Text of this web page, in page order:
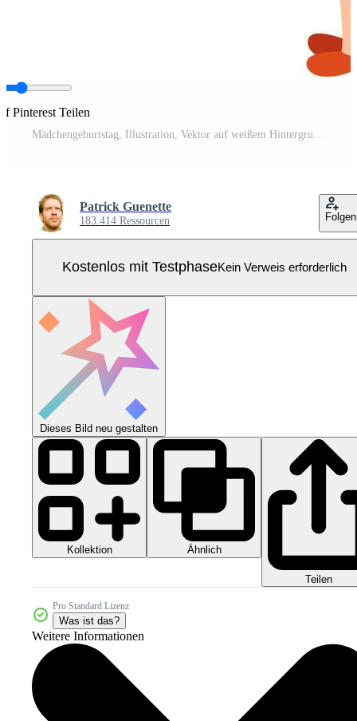
Pinterest Teilen
Patrick Guenette
183.414 Ressourcen Folgen
Kostenlos mit TestphaseKein Verweis erforderlich
Dieses Bild neu gestalten
Kollektion Ähnlich
Teilen
Pro Standard Lizenz
Was ist das?
Weitere Informationen